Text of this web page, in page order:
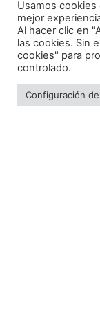
Usamos
mejor
Al hacer clic en
las cookies. Sin
cookies" para
controlado.
Configuración